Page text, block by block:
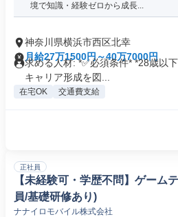
境で知識・経験ゼロから成長...
神奈川県横浜市西区北幸
月給27万1500円～40万7000円
求める人材: *✅必須条件* *28歳以
キャリア形成を図...
在宅OK 交通費支給
正社員
【未経験可・学歴不問】ゲーム
員/基礎研修あり)
ナナイロモバイル株式会社